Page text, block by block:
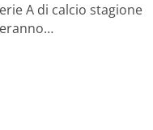
A di calcio stagione